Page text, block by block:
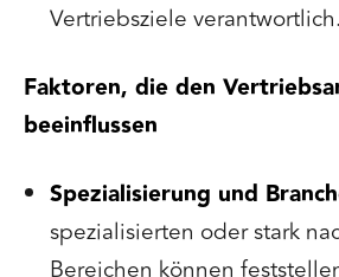
Vertriebsziele verantwortlich.
Faktoren, die den
beeinflussen
Spezialisierung und
spezialisierten oder stark
Bereichen können